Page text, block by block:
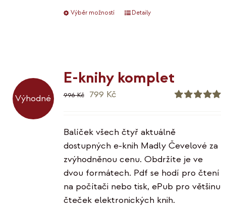
Výběr možností
Tento
Možnosti
stránce
produktu
Detaily
Výhodné
E-knihy komplet
996Kč
Původní
996 Kč.
799 KčAktuální
799 Kč.
Balíček všech čtyř aktuálně
dostupných e-knih Madly Čevelové za
zvýhodněnou cenu. Obdržíte je ve
dvou formátech. Pdf se hodí pro čtení
na počítači nebo tisk, ePub pro většinu
čteček elektronických knih.